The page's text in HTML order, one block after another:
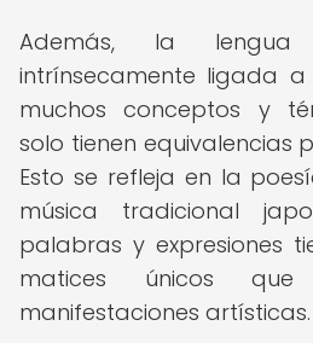
Además, la lengua
intrínsecamente ligada
muchos conceptos y
solo tienen equivalencias
Esto se refleja en la
música tradicional
palabras y expresiones
matices únicos que
manifestaciones artísticas.